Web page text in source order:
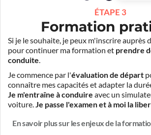
ÉTAPE 3
Formation
Si je le souhaite, je peux m'inscrire auprès
pour continuer ma formation et prendre
conduite.
Je commence par l'évaluation de départ
connaître mes capacités et adapter la
Je m'entraîne à conduire avec un
voiture. Je passe l'examen et à moi la
En savoir plus sur les enjeux de la